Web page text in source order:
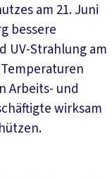
am 21. Juni
bessere
UV-Strahlung am
Arbeits- und
wirksam